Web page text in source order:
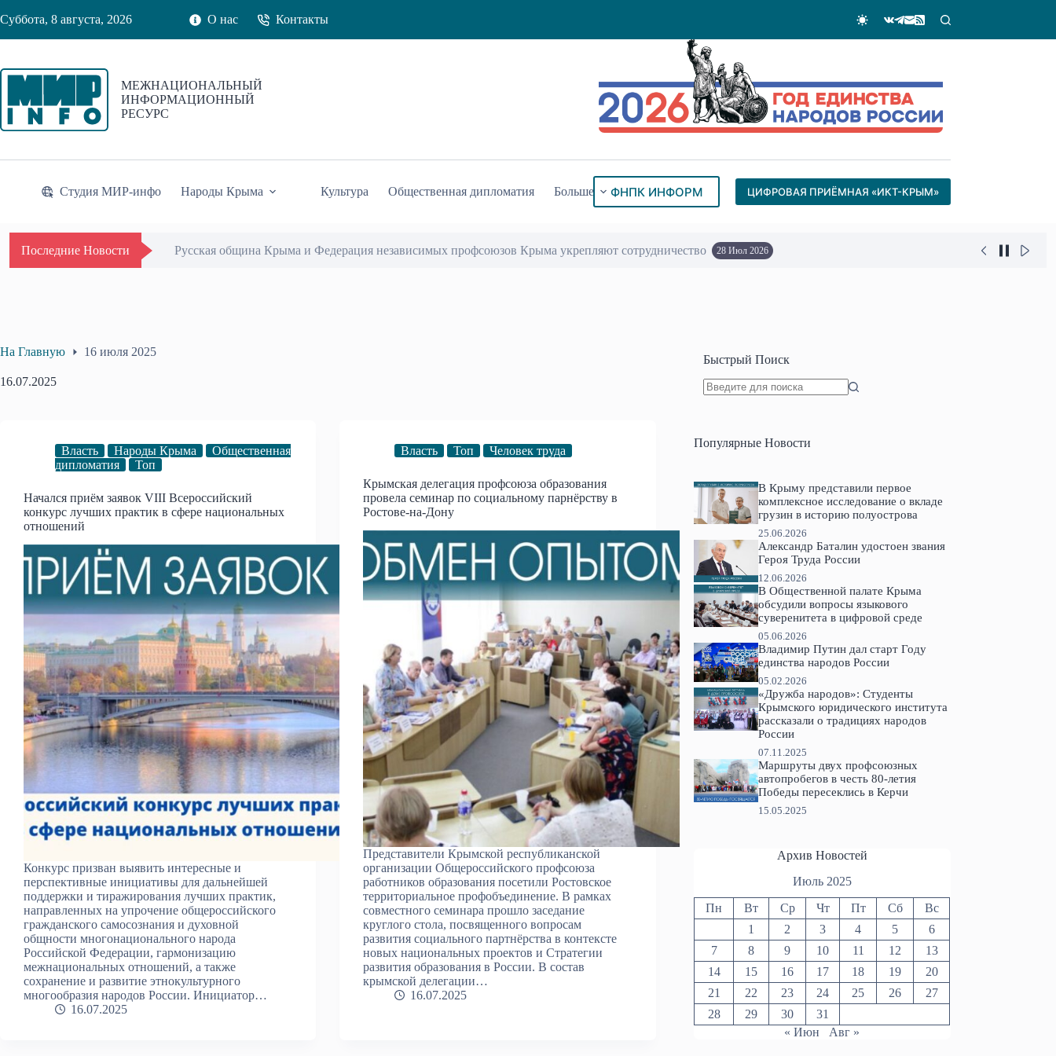
к
Суббота, 8 августа, 2026 О нас Контакты
МЕЖНАЦИОНАЛЬНЫЙ
ИНФОРМАЦИОННЫЙ
РЕСУРС
Студия МИР-инфо Народы Крыма Культура Общественная дипломатия Больше ФНПК ИНФОРМ ЦИФРОВАЯ ПРИЁМНАЯ «ИКТ-КРЫМ»
Последние Новости Русская община Крыма и Федерация независимых профсоюзов Крыма укрепляют сотрудничество 28 Июл 2026
На Главную 16 июля 2025
16.07.2025
Власть Народы Крыма
Общественная
дипломатия
Топ
Начался приём заявок VIII Всероссийский
конкурс лучших практик в сфере национальных
отношений
Конкурс призван выявить интересные и
перспективные инициативы для дальнейшей
поддержки и тиражирования лучших практик,
направленных на упрочение общероссийского
гражданского самосознания и духовной
общности многонационального народа
Российской Федерации, гармонизацию
межнациональных отношений, а также
сохранение и развитие этнокультурного
многообразия народов России. Инициатор…
16.07.2025
Власть Топ Человек труда
Крымская делегация профсоюза образования
провела семинар по социальному парнёрству в
Ростове-на-Дону
Представители Крымской республиканской
организации Общероссийского профсоюза
работников образования посетили Ростовское
территориальное профобъединение. В рамках
совместного семинара прошло заседание
круглого стола, посвященного вопросам
развития социального партнёрства в контексте
новых национальных проектов и Стратегии
развития образования в России. В состав
крымской делегации…
16.07.2025
Быстрый Поиск
Популярные Новости
В Крыму представили первое
комплексное исследование о вкладе
грузин в историю полуострова
25.06.2026
Александр Баталин удостоен звания
Героя Труда России
12.06.2026
В Общественной палате Крыма
обсудили вопросы языкового
суверенитета в цифровой среде
05.06.2026
Владимир Путин дал старт Году
единства народов России
05.02.2026
«Дружба народов»: Студенты
Крымского юридического института
рассказали о традициях народов
России
07.11.2025
Маршруты двух профсоюзных
автопробегов в честь 80-летия
Победы пересеклись в Керчи
15.05.2025
Архив Новостей
Июль 2025
Пн Вт Ср Чт Пт Сб
Вс
1
2 3 4 5
6
7
8 9 10 11 12
13
14
15 16 17 18 19
20
21
22 23 24 25 26
27
28
29 30
31
« Июн
Авг »